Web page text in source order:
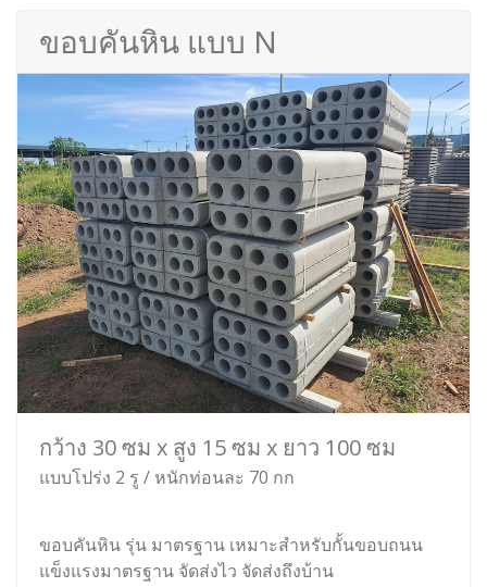
ขอบคันหิน แบบ N
กว้าง 30 ซม x สูง 15 ซม x ยาว 100 ซม
แบบโปร่ง 2 รู / หนักท่อนละ 70 กก
ขอบคันหิน รุ่น มาตรฐาน เหมาะสำหรับกั้นขอบถนน
แข็งแรงมาตรฐาน จัดส่งไว จัดส่งถึงบ้าน